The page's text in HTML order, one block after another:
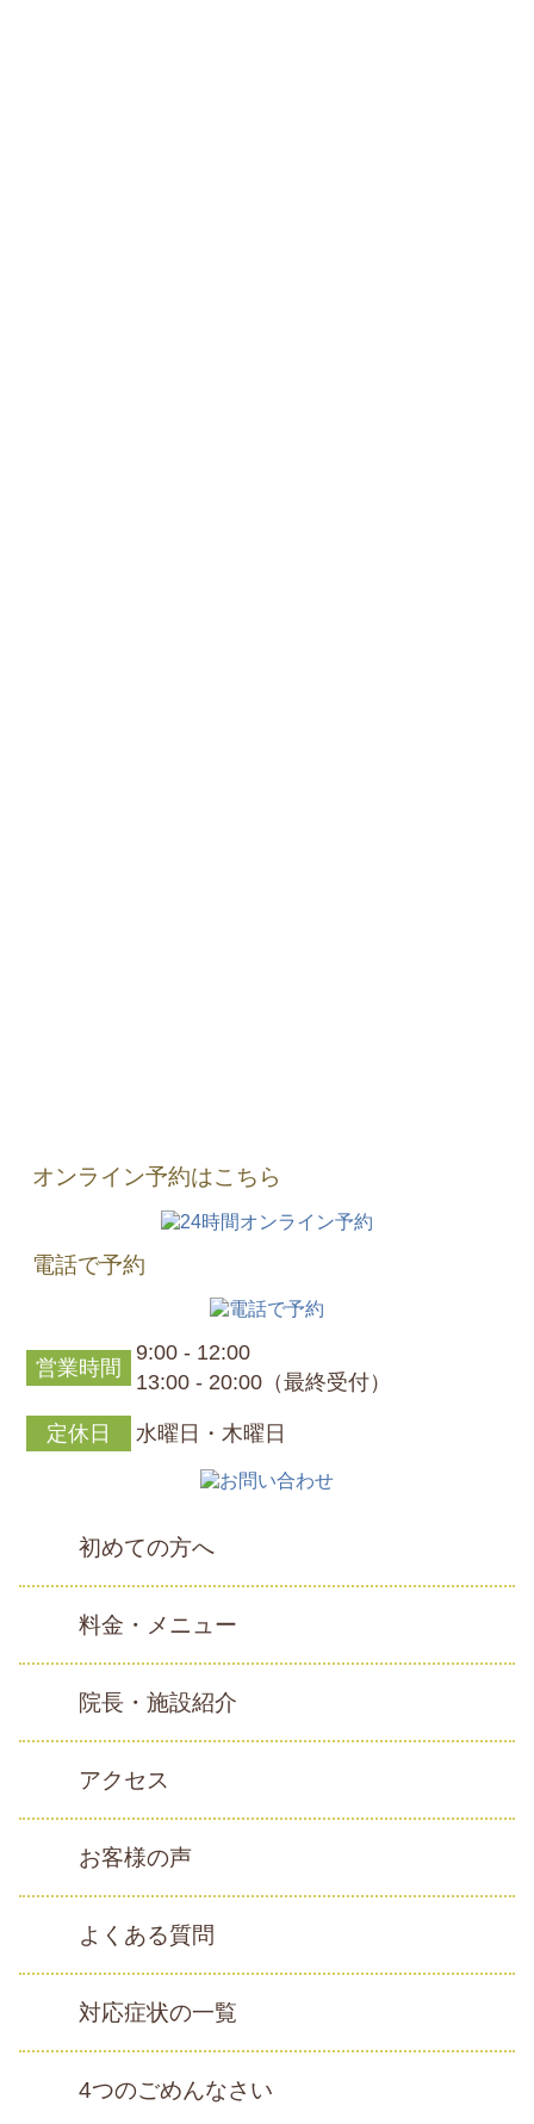
オンライン予約はこちら
電話で予約
営業時間
9:00 - 12:00
13:00 - 20:00（最終受付）
定休日 水曜日・木曜日
初めての方へ
料金・メニュー
院長・施設紹介
アクセス
お客様の声
よくある質問
対応症状の一覧
4つのごめんなさい